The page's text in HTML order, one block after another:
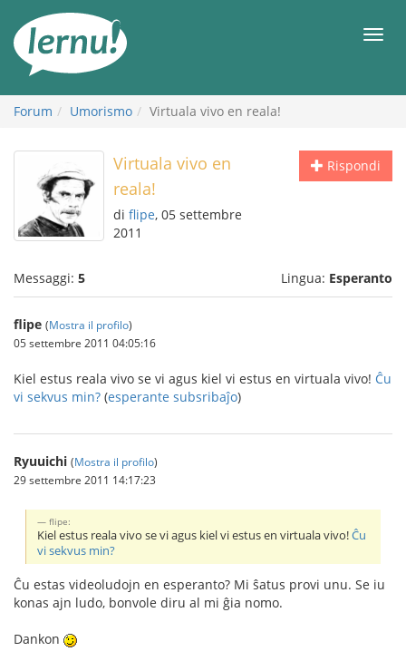
all’indice
Forum Umorismo Virtuala vivo en reala!
Rispondi
Virtuala vivo en
reala!
di flipe, 05 settembre
2011
Messaggi: 5 Lingua: Esperanto
flipe (Mostra il profilo)
05 settembre 2011 04:05:16
Kiel estus reala vivo se vi agus kiel vi estus en virtuala vivo! Ĉu
vi sekvus min? (esperante subsribaĵo)
Ryuuichi (Mostra il profilo)
29 settembre 2011 14:17:23
flipe:
Kiel estus reala vivo se vi agus kiel vi estus en virtuala vivo!Ĉu
vi sekvus min?
Ĉu estas videoludojn en esperanto? Mi ŝatus provi unu. Se iu
konas ajn ludo, bonvole diru al mi ĝia nomo.
Dankon